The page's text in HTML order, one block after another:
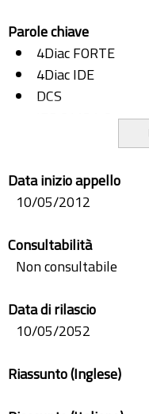
Parole chiave
4Diac FORTE
4Diac IDE
DCS
PLC
Data inizio appello
10/05/2012
Consultabilità
Non consultabile
Data di rilascio
10/05/2052
Riassunto (Inglese)